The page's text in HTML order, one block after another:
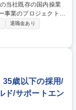
事業のプロジェクトに
ただきます。 ※建
容】 ・国内操業現
プラインの監視、保守
現
退職金あり
35歳以下の採用/
ド/サポートエン